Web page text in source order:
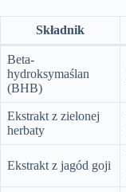
Składnik
Beta-
hydroksymaślan
(BHB)
Ekstrakt z zielonej
herbaty
Ekstrakt z jagód goji